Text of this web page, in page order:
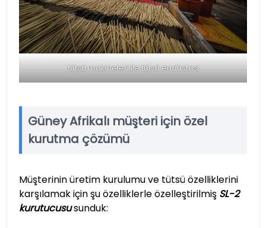
tütsü makineleri ile tütsü endüstrisi
Güney Afrikalı müşteri için özel
kurutma çözümü
Müşterinin üretim kurulumu ve tütsü özelliklerini
karşılamak için şu özelliklerle özelleştirilmiş SL-2
kurutucususunduk: